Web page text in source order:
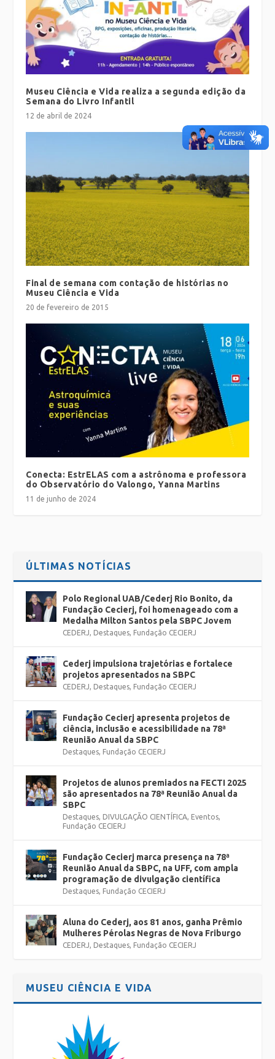
Museu Ciência e Vida realiza a segunda edição da
Semana do Livro Infantil
12 de abril de 2024
Final de semana com contação de histórias no
Museu Ciência e Vida
20 de fevereiro de 2015
Conecta: EstrELAS com a astrônoma e professora
do Observatório do Valongo, Yanna Martins
11 de junho de 2024
ÚLTIMAS NOTÍCIAS
Polo Regional UAB/Cederj Rio Bonito, da
Fundação Cecierj, foi homenageado com a
Medalha Milton Santos pela SBPC Jovem
CEDERJ, Destaques, Fundação CECIERJ
Cederj impulsiona trajetórias e fortalece
projetos apresentados na SBPC
CEDERJ, Destaques, Fundação CECIERJ
Fundação Cecierj apresenta projetos de
ciência, inclusão e acessibilidade na 78ª
Reunião Anual da SBPC
Destaques, Fundação CECIERJ
Projetos de alunos premiados na FECTI 2025
são apresentados na 78ª Reunião Anual da
SBPC
Destaques, DIVULGAÇÃO CIENTÍFICA, Eventos,
Fundação CECIERJ
Fundação Cecierj marca presença na 78ª
Reunião Anual da SBPC, na UFF, com ampla
programação de divulgação científica
Destaques, Fundação CECIERJ
Aluna do Cederj, aos 81 anos, ganha Prêmio
Mulheres Pérolas Negras de Nova Friburgo
CEDERJ, Destaques, Fundação CECIERJ
MUSEU CIÊNCIA E VIDA